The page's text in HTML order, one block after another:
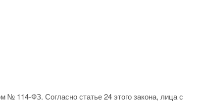
№ 114-ФЗ. Согласно статье 24 этого закона, лица с